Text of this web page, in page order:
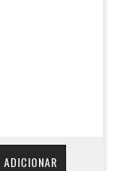
ADICIONAR